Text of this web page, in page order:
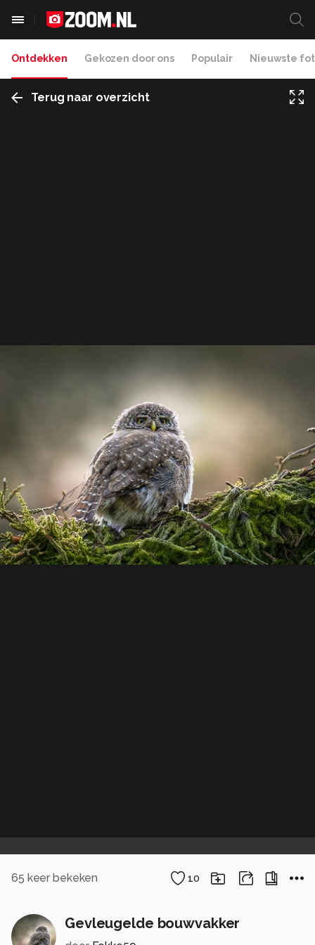
Ontdekken Gekozen door ons Populair Nieuwste
Terug naar overzicht
65 keer bekeken 10
Gevleugelde bouwvakker